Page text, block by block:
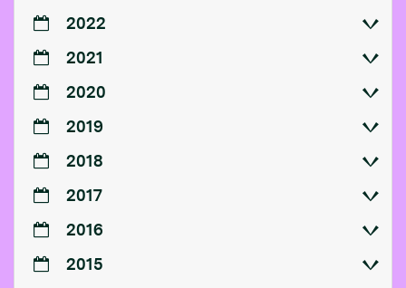
2022
2021
2020
2019
2018
2017
2016
2015